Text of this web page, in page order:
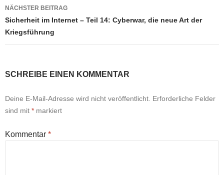
NÄCHSTER BEITRAG
Sicherheit im Internet – Teil 14: Cyberwar, die neue Art der
Kriegsführung
SCHREIBE EINEN KOMMENTAR
Deine E-Mail-Adresse wird nicht veröffentlicht. Erforderliche Felder
sind mit * markiert
Kommentar *